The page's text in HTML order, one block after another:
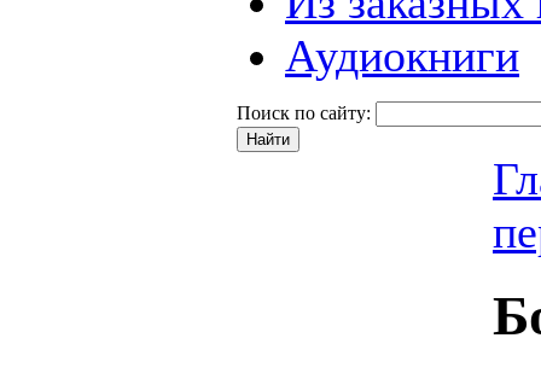
Аудиокниги
Поиск по сайту: